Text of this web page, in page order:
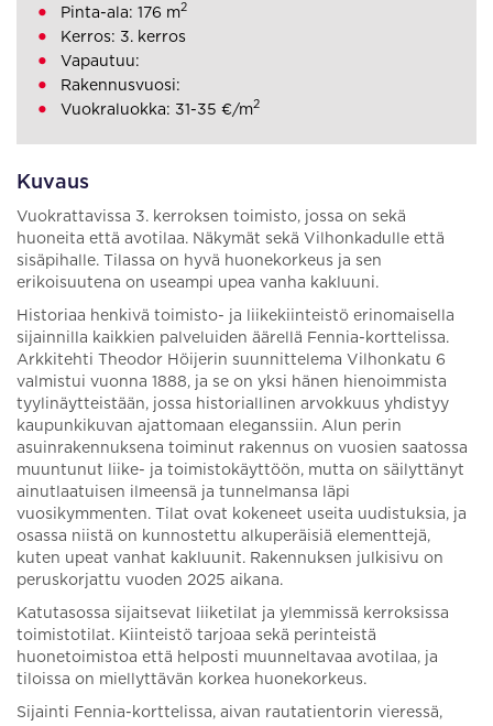
Kuvaus
Vuokrattavissa 3. kerroksen toimisto, jossa on sekä
huoneita että avotilaa. Näkymät sekä Vilhonkadulle että
sisäpihalle. Tilassa on hyvä huonekorkeus ja sen
erikoisuutena on useampi upea vanha kakluuni.
Historiaa henkivä toimisto- ja liikekiinteistö erinomaisella
sijainnilla kaikkien palveluiden äärellä Fennia-korttelissa.
Arkkitehti Theodor Höijerin suunnittelema Vilhonkatu 6
valmistui vuonna 1888, ja se on yksi hänen hienoimmista
tyylinäytteistään, jossa historiallinen arvokkuus yhdistyy
kaupunkikuvan ajattomaan eleganssiin. Alun perin
asuinrakennuksena toiminut rakennus on vuosien saatossa
muuntunut liike- ja toimistokäyttöön, mutta on säilyttänyt
ainutlaatuisen ilmeensä ja tunnelmansa läpi
vuosikymmenten. Tilat ovat kokeneet useita uudistuksia, ja
osassa niistä on kunnostettu alkuperäisiä elementtejä,
kuten upeat vanhat kakluunit. Rakennuksen julkisivu on
peruskorjattu vuoden 2025 aikana.
Katutasossa sijaitsevat liiketilat ja ylemmissä kerroksissa
toimistotilat. Kiinteistö tarjoaa sekä perinteistä
huonetoimistoa että helposti muunneltavaa avotilaa, ja
tiloissa on miellyttävän korkea huonekorkeus.
Sijainti Fennia-korttelissa, aivan rautatientorin vieressä,
Pinta-ala: 176 m2
Kerros: 3. kerros
Vapautuu:
Rakennusvuosi:
Vuokraluokka: 31-35 €/m2